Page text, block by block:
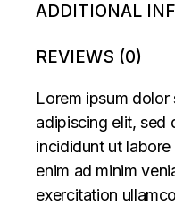
ADDITIONAL
REVIEWS (0)
Lorem ipsum
adipiscing elit, sed
incididunt ut
enim ad minim
exercitation